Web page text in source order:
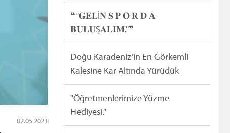
02.05.2023
❝''𝐆𝐄𝐋İ𝐍 𝐒 𝐏 𝐎 𝐑 𝐃 𝐀
𝐁𝐔𝐋𝐔Ş𝐀𝐋𝐈𝐌.''❞
Doğu Karadeniz’in En Görkemli
Kalesine Kar Altında Yürüdük
''Öğretmenlerimize Yüzme
Hediyesi.''